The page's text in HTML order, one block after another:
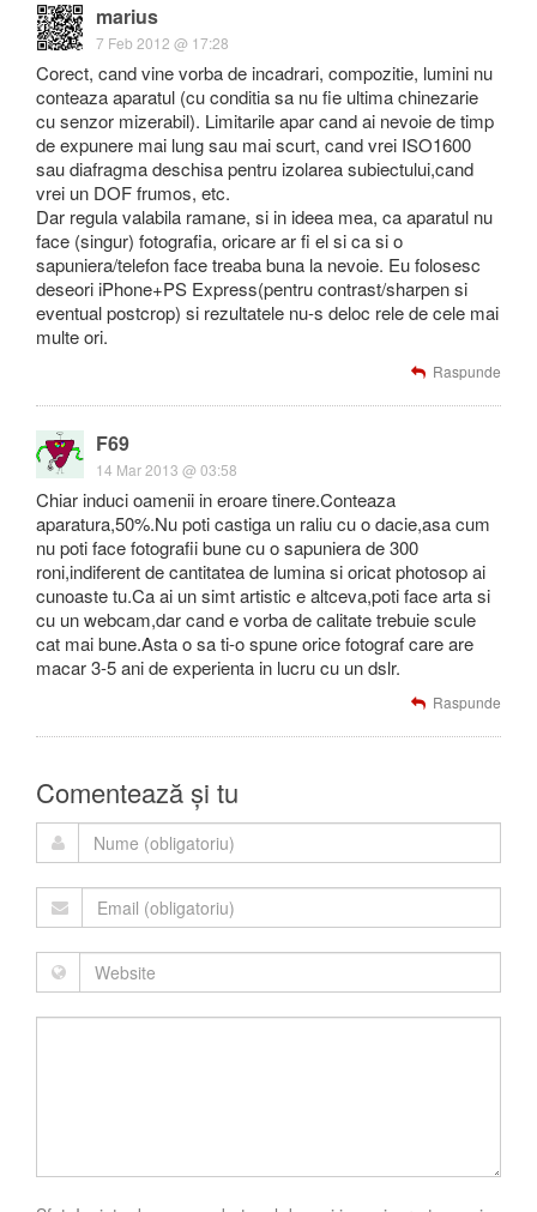
marius
7 Feb 2012 @ 17:28
Corect, cand vine vorba de incadrari, compozitie, lumini nu
conteaza aparatul (cu conditia sa nu fie ultima chinezarie
cu senzor mizerabil). Limitarile apar cand ai nevoie de timp
de expunere mai lung sau mai scurt, cand vrei ISO1600
sau diafragma deschisa pentru izolarea subiectului,cand
vrei un DOF frumos, etc.
Dar regula valabila ramane, si in ideea mea, ca aparatul nu
face (singur) fotografia, oricare ar fi el si ca si o
sapuniera/telefon face treaba buna la nevoie. Eu folosesc
deseori iPhone+PS Express(pentru contrast/sharpen si
eventual postcrop) si rezultatele nu-s deloc rele de cele mai
multe ori.
Raspunde
F69
14 Mar 2013 @ 03:58
Chiar induci oamenii in eroare tinere.Conteaza
aparatura,50%.Nu poti castiga un raliu cu o dacie,asa cum
nu poti face fotografii bune cu o sapuniera de 300
roni,indiferent de cantitatea de lumina si oricat photosop ai
cunoaste tu.Ca ai un simt artistic e altceva,poti face arta si
cu un webcam,dar cand e vorba de calitate trebuie scule
cat mai bune.Asta o sa ti-o spune orice fotograf care are
macar 3-5 ani de experienta in lucru cu un dslr.
Raspunde
Comentează și tu